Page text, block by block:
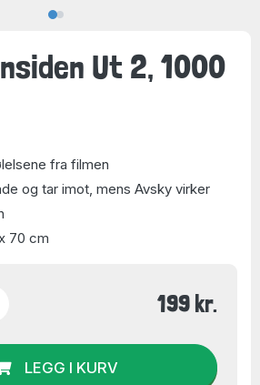
Ut 2, 1000
fra filmen
og tar imot, mens Avsky virker
70 cm
199 kr.
LEGG I KURV